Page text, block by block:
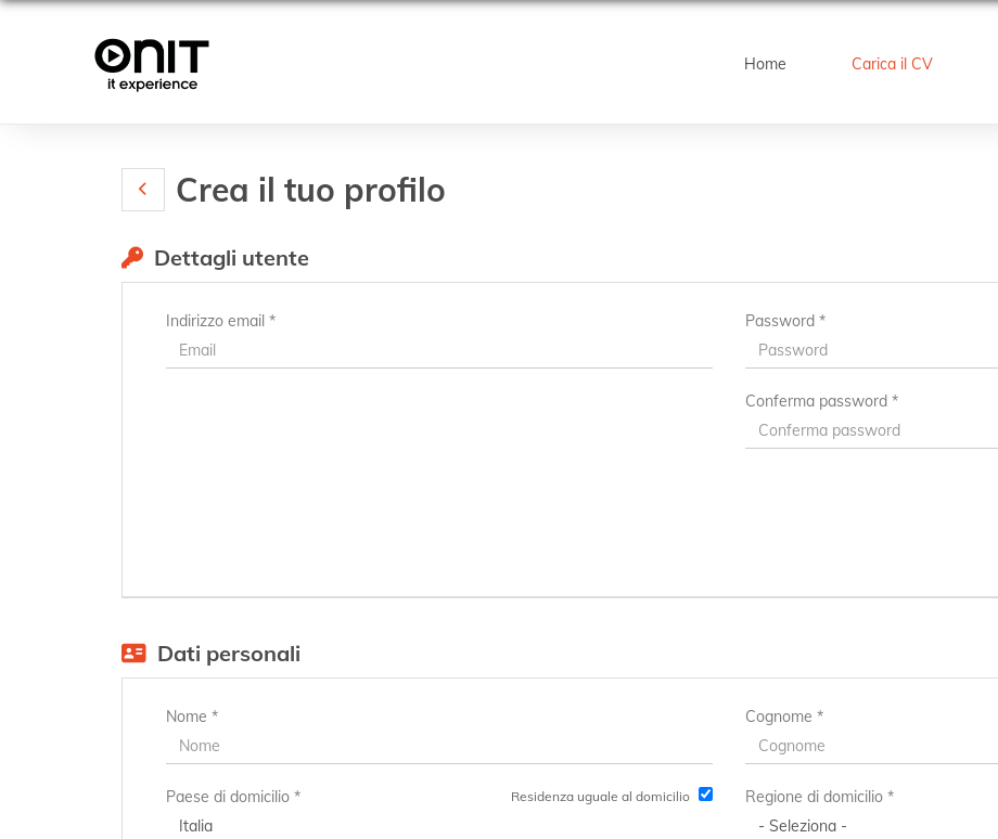
Home Carica il CV
Crea il tuo profilo
Dettagli utente
Indirizzo email * Password *
Conferma password *
Dati personali
Nome * Cognome *
Paese di domicilio * Residenza uguale al domicilio Regione di domicilio *